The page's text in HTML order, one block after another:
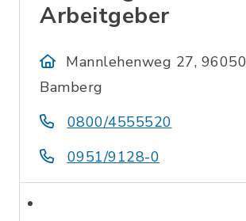
Arbeitgeber
Mannlehenweg 27, 96050
Bamberg
0800/4555520
0951/9128-0